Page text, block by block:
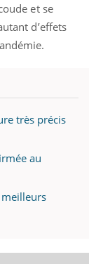
et se
d’effets
très précis
au